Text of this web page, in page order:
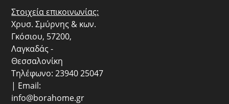
Στοιχεία επικοινωνίας:
Χρυσ. Σμύρνης & κων.
Γκόσιου, 57200,
Λαγκαδάς -
Θεσσαλονίκη
Τηλέφωνο: 23940 25047
| Email:
info@borahome.gr